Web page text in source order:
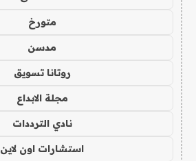
متورخ
مدسن
روتانا تسويق
مجلة الابداع
نادي الترددات
استشارات اون لاين